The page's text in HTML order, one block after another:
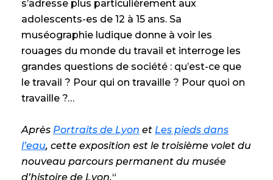
s’adresse plus particulièrement aux
adolescents-es de 12 à 15 ans. Sa
muséographie ludique donne à voir les
rouages du monde du travail et interroge les
grandes questions de société : qu’est-ce que
le travail ? Pour qui on travaille ? Pour quoi on
travaille ?…
Après Portraits de Lyon et Les pieds dans
l’eau, cette exposition est le troisième volet du
nouveau parcours permanent du musée
d’histoire de Lyon.“